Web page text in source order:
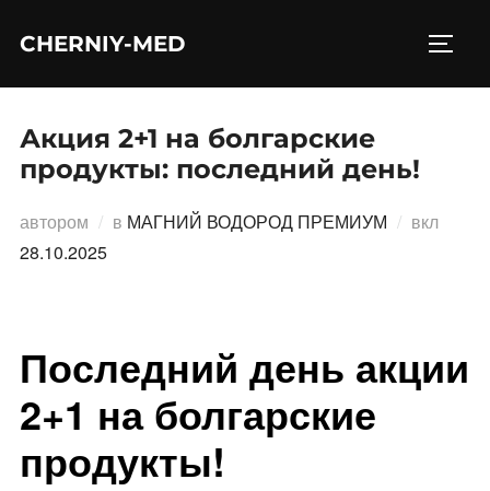
CHERNIY-MED
Акция 2+1 на болгарские
продукты: последний день!
автором в МАГНИЙ ВОДОРОД ПРЕМИУМ вкл
28.10.2025
Последний день акции
2+1 на болгарские
продукты!